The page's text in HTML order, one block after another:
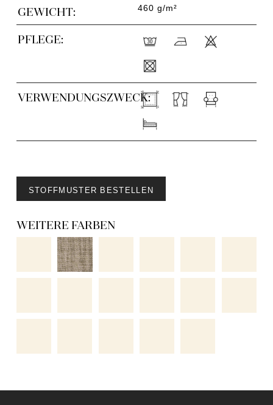
GEWICHT: 460 g/m²
PFLEGE:
VERWENDUNGSZWECK:
STOFFMUSTER BESTELLEN
WEITERE FARBEN